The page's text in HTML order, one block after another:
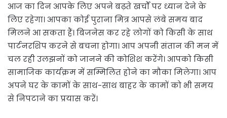
आज का दिन आपके लिए अपने बढ़ते खर्चों पर ध्यान देने के
लिए रहेगा। आपका कोई पुराना मित्र आपसे लंबे समय बाद
मिलने आ सकता हैं। बिजनेस कर रहे लोगों को किसी के साथ
पार्टनरशिप करने से बचना होगा। आप अपनी संतान की मन में
चल रही उलझनों को जानने की कोशिश करेंगे। आपको किसी
सामाजिक कार्यक्रम में सम्मिलित होने का मौका मिलेगा। आप
अपने घर के कामों के साथ-साथ बाहर के कामों को भी समय
से निपटाने का प्रयास करें।